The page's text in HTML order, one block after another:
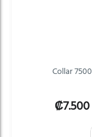
Collar 7500
₡7.500